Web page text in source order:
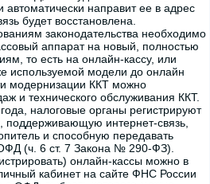
направит ее в адрес
будет восстановлена.
законодательства необходимо
аппарат на новый, полностью
то есть на онлайн-кассу, или
используемой модели до онлайн
модернизации ККТ можно
и технического обслуживания ККТ.
налоговые органы регистрируют
поддерживающую интернет-связь,
и способную передавать
(ч. 6 ст. 7 Закона № 290-ФЗ).
онлайн-кассы можно в
кабинет на сайте ФНС России